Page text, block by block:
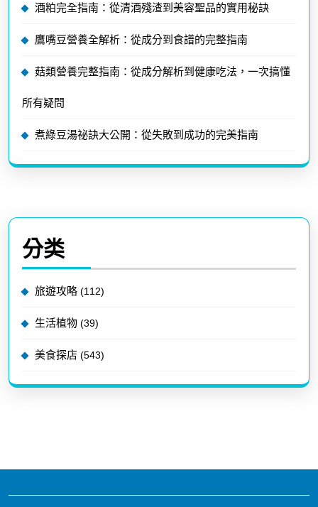
酒粕完全指南：從清酒殘渣到美容聖品的實用秘訣
鷹嘴豆營養全解析：從成分到食譜的完整指南
菇類營養完整指南：從成分解析到健康吃法，一次搞懂
所有疑問
煮綠豆湯祕訣大公開：從失敗到成功的完美指南
分类
旅遊攻略 (112)
生活植物 (39)
美食探店 (543)